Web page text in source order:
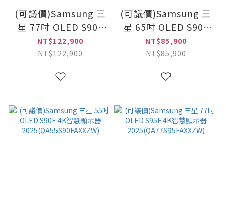
(可議價)Samsung 三
星 77吋 OLED S90F
4K智慧顯示器
2025(QA77S90FAEXZW)
NT$122,900
NT$122,900
(可議價)Samsung 三
星 65吋 OLED S90F
4K智慧顯示器
2025(QA65S90FAEXZW)
NT$85,900
NT$85,900